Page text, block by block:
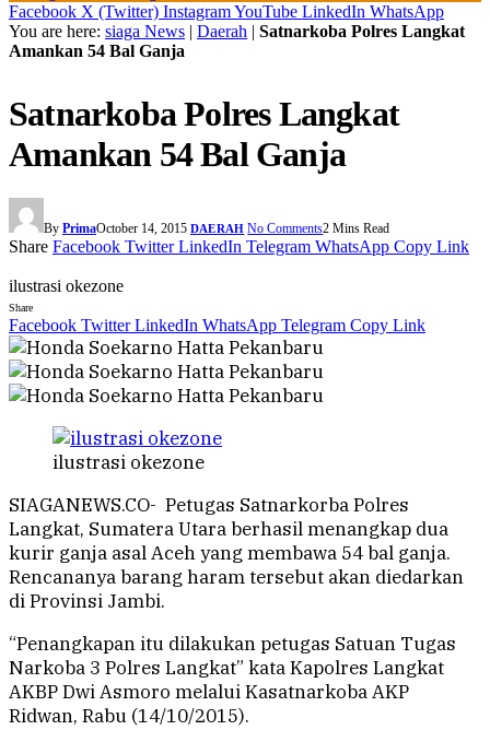
Facebook X (Twitter) InstagramYouTube LinkedIn WhatsApp
You are here: siaga News | Daerah | Satnarkoba Polres Langkat
Amankan 54 Bal Ganja
Satnarkoba Polres Langkat
Amankan 54 Bal Ganja
By PrimaOctober 14, 2015 DAERAH No Comments2 Mins Read
Share Facebook Twitter LinkedIn Telegram WhatsApp Copy Link
ilustrasi okezone
Share
Facebook Twitter LinkedIn WhatsApp Telegram Copy Link
ilustrasi okezone
SIAGANEWS.CO- Petugas Satnarkorba Polres
Langkat, Sumatera Utara berhasil menangkap dua
kurir ganja asal Aceh yang membawa 54 bal ganja.
Rencananya barang haram tersebut akan diedarkan
di Provinsi Jambi.
“Penangkapan itu dilakukan petugas Satuan Tugas
Narkoba 3 Polres Langkat” kata Kapolres Langkat
AKBP Dwi Asmoro melalui Kasatnarkoba AKP
Ridwan, Rabu (14/10/2015).